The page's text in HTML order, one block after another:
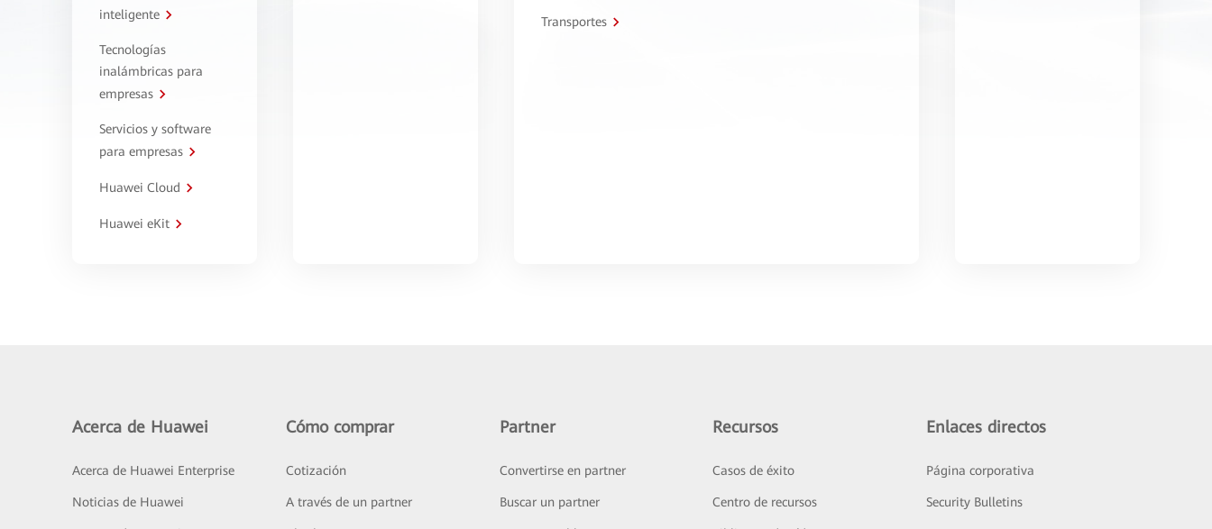
inteligente
Tecnologías
inalámbricas para
empresas
Servicios y software
para empresas
Huawei Cloud
Huawei eKit
Transportes
Acerca de Huawei
Acerca de Huawei Enterprise
Noticias de Huawei
Cómo comprar
Cotización
A través de un partner
Partner
Convertirse en partner
Buscar un partner
Recursos
Casos de éxito
Centro de recursos
Enlaces directos
Página corporativa
Security Bulletins